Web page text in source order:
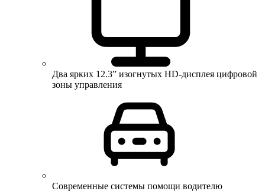
Два ярких 12.3” изогнутых HD-дисплея цифровой
зоны управления
Современные системы помощи водителю